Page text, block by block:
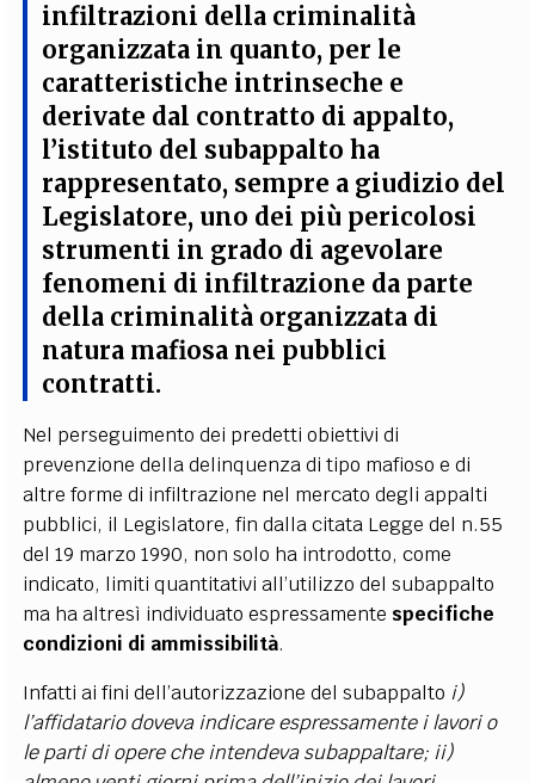
infiltrazioni della criminalità
organizzata in quanto, per le
caratteristiche intrinseche e
derivate dal contratto di appalto,
l’istituto del subappalto ha
rappresentato, sempre a giudizio del
Legislatore, uno dei più pericolosi
strumenti in grado di agevolare
fenomeni di infiltrazione da parte
della criminalità organizzata di
natura mafiosa nei pubblici
contratti.
Nel perseguimento dei predetti obiettivi di
prevenzione della delinquenza di tipo mafioso e di
altre forme di infiltrazione nel mercato degli appalti
pubblici, il Legislatore, fin dalla citata Legge del n.55
del 19 marzo 1990, non solo ha introdotto, come
indicato, limiti quantitativi all’utilizzo del subappalto
ma ha altresì individuato espressamente specifiche
condizioni di ammissibilità.
Infatti ai fini dell’autorizzazione del subappalto i)
l’affidatario doveva indicare espressamente i lavori o
le parti di opere che intendeva subappaltare; ii)